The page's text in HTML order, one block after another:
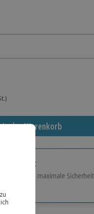
In den Warenkorb
und maximale Sicherheit